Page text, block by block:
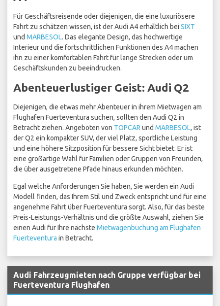
Für Geschäftsreisende oder diejenigen, die eine luxuriösere
Fahrt zu schätzen wissen, ist der Audi A4 erhältlich bei SIXT
und MARBESOL. Das elegante Design, das hochwertige
Interieur und die fortschrittlichen Funktionen des A4 machen
ihn zu einer komfortablen Fahrt für lange Strecken oder um
Geschäftskunden zu beeindrucken.
Abenteuerlustiger Geist: Audi Q2
Diejenigen, die etwas mehr Abenteuer in ihrem Mietwagen am
Flughafen Fuerteventura suchen, sollten den Audi Q2 in
Betracht ziehen. Angeboten von TOPCAR und MARBESOL, ist
der Q2 ein kompakter SUV, der viel Platz, sportliche Leistung
und eine höhere Sitzposition für bessere Sicht bietet. Er ist
eine großartige Wahl für Familien oder Gruppen von Freunden,
die über ausgetretene Pfade hinaus erkunden möchten.
Egal welche Anforderungen Sie haben, Sie werden ein Audi
Modell finden, das Ihrem Stil und Zweck entspricht und für eine
angenehme Fahrt über Fuerteventura sorgt. Also, für das beste
Preis-Leistungs-Verhältnis und die größte Auswahl, ziehen Sie
einen Audi für Ihre nächste Mietwagenbuchung am Flughafen
Fuerteventura in Betracht.
Audi Fahrzeugmieten nach Gruppe verfügbar bei
Fuerteventura Flughafen